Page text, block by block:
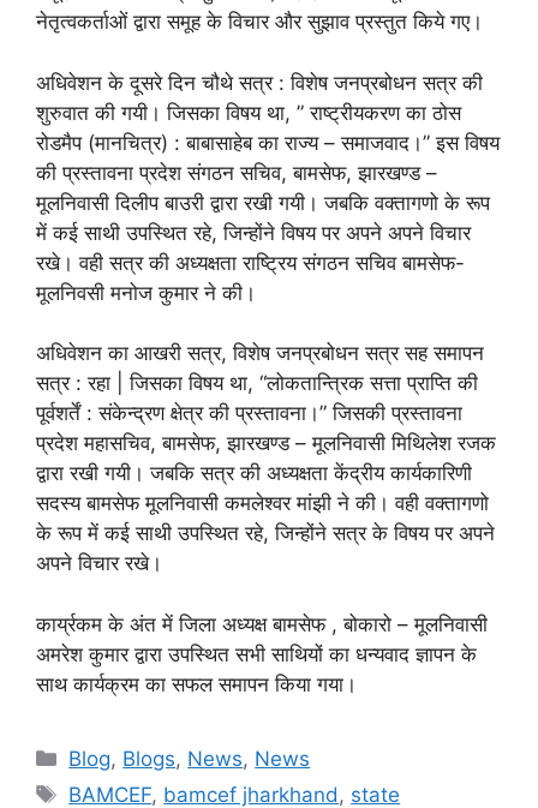
नेतृत्वकर्ताओं द्वारा समूह के विचार और सुझाव प्रस्तुत किये गए।
अधिवेशन के दूसरे दिन चौथे सत्र : विशेष जनप्रबोधन सत्र की
शुरुवात की गयी। जिसका विषय था, ” राष्ट्रीयकरण का ठोस
रोडमैप (मानचित्र) : बाबासाहेब का राज्य – समाजवाद।” इस विषय
की प्रस्तावना प्रदेश संगठन सचिव, बामसेफ, झारखण्ड –
मूलनिवासी दिलीप बाउरी द्वारा रखी गयी। जबकि वक्तागणो के रूप
में कई साथी उपस्थित रहे, जिन्होंने विषय पर अपने अपने विचार
रखे। वही सत्र की अध्यक्षता राष्ट्रिय संगठन सचिव बामसेफ-
मूलनिवसी मनोज कुमार ने की।
अधिवेशन का आखरी सत्र, विशेष जनप्रबोधन सत्र सह समापन
सत्र : रहा | जिसका विषय था, “लोकतान्त्रिक सत्ता प्राप्ति की
पूर्वशर्तें : संकेन्द्रण क्षेत्र की प्रस्तावना।” जिसकी प्रस्तावना
प्रदेश महासचिव, बामसेफ, झारखण्ड – मूलनिवासी मिथिलेश रजक
द्वारा रखी गयी। जबकि सत्र की अध्यक्षता केंद्रीय कार्यकारिणी
सदस्य बामसेफ मूलनिवासी कमलेश्वर मांझी ने की। वही वक्तागणो
के रूप में कई साथी उपस्थित रहे, जिन्होंने सत्र के विषय पर अपने
अपने विचार रखे।
कार्य्रकम के अंत में जिला अध्यक्ष बामसेफ , बोकारो – मूलनिवासी
अमरेश कुमार द्वारा उपस्थित सभी साथियों का धन्यवाद ज्ञापन के
साथ कार्यक्रम का सफल समापन किया गया।
Blog, Blogs, News, News
BAMCEF, bamcef jharkhand , state